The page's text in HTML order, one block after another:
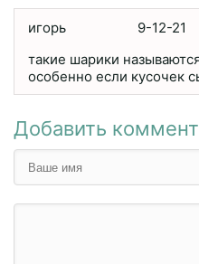
игорь 9-12-21
такие шарики
особенно если кусочек
Добавить